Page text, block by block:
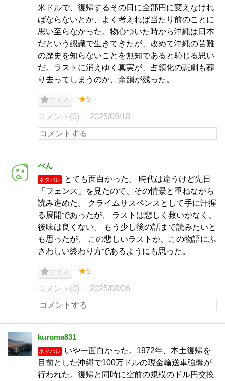
米ドルで、復帰するその日に全部円に変えなけれ
ばならないとか、よく考えれば当たり前のことに
思い至らなかった。物心ついた時から沖縄は日本
だという認識で生きてきたが、改めて沖縄の苦難
の歴史を知らないことを無知であると恥じる思い
だ。ラストに消えゆく真実が、占領化の悲劇も葬
り去ってしまうのか、余韻が残った。
ナイス ★5
コメント(0) 2025/09/18
ぺん
ネタバレ
とても面白かった。 時代は違うけど先日
「フェンス」を見たので、その情景と重ねながら
読み進めた。 クライムサスペンスとして手に汗握
る展開であったが、 ラストは悲しく救いがなく、
後味は良くない。 もう少し後の話まで読みたいと
も思ったが、 この悲しいラストが、この物語にふ
さわしい終わり方であるようにも思った。
ナイス ★5
コメント(0) 2025/08/06
kuroma831
ネタバレ
いやー面白かった。1972年、本土復帰を
目前とした沖縄で100万ドルの現金輸送車強奪が
行われた。復帰と同時に空前の規模のドル円交換